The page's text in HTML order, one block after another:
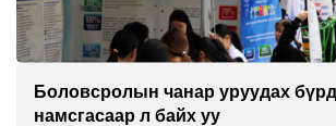
Боловсролын чанар уруудах
намсгасаар л байх уу